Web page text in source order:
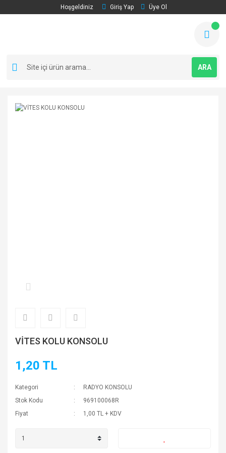
Hoşgeldiniz Giriş Yap Üye Ol
ARA
VİTES KOLU KONSOLU
1,20 TL
Kategori
RADYO KONSOLU
Stok Kodu
969100068R
Fiyat
1,00 TL + KDV